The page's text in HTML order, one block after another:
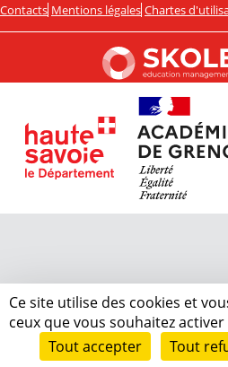
Contacts Mentions légales Chartes
Ce site utilise des cookies et
ceux que vous souhaitez activer
Tout accepter
Tout